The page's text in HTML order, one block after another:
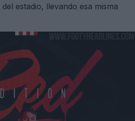
estadio, llevando esa misma